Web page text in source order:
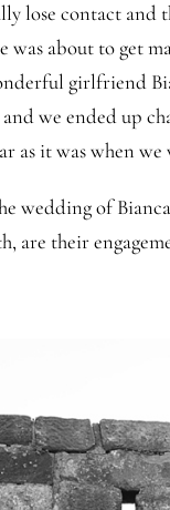
lose contact and
was about to get
girlfriend
we ended up
as it was when we
wedding of
are their